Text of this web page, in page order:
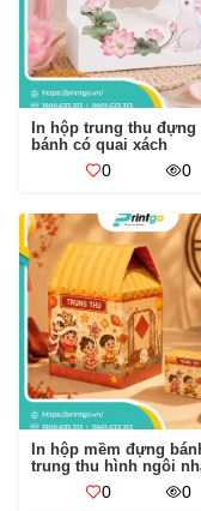
In hộp trung thu đựng
bánh có quai xách
0 0
In hộp mềm đựng
trung thu hình ngôi
0 0